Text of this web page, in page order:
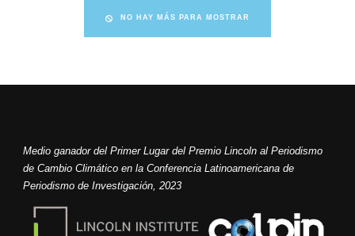
NO HAY MÁS PARA MOSTRAR
Medio ganador del Primer Lugar del Premio Lincoln al Periodismo
de Cambio Climático en la Conferencia Latinoamericana de
Periodismo de Investigación, 2023